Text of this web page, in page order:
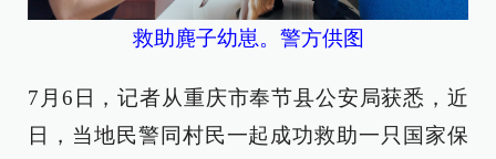
救助麂子幼崽。警方供图
7月6日，记者从重庆市奉节县公安局获悉，近
日，当地民警同村民一起成功救助一只国家保